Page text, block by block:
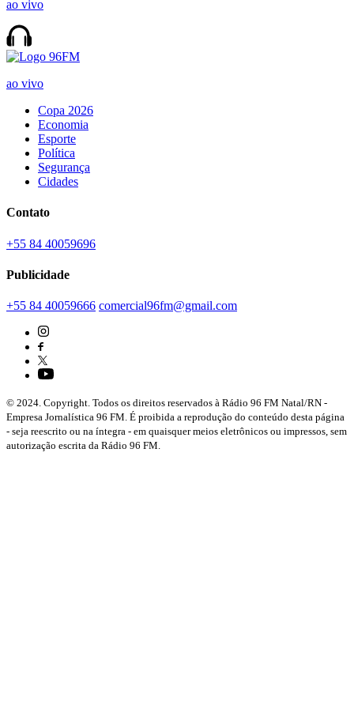
ao vivo
ao vivo
Copa 2026
Economia
Esporte
Política
Segurança
Cidades
Contato
+55 84 40059696
Publicidade
+55 84 40059666 comercial96fm@gmail.com
© 2024. Copyright. Todos os direitos reservados à Rádio 96 FM Natal/RN -
Empresa Jornalística 96 FM. É proibida a reprodução do conteúdo desta página
- seja reescrito ou na íntegra - em quaisquer meios eletrônicos ou impressos, sem
autorização escrita da Rádio 96 FM.